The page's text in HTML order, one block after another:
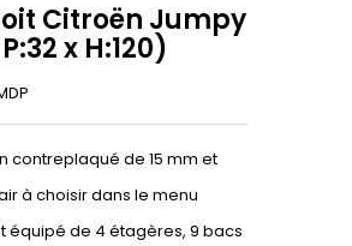
Citroën Jumpy
x H:120)
contreplaqué de 15 mm et
à choisir dans le menu
équipé de 4 étagères, 9 bacs